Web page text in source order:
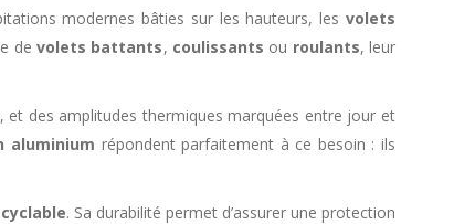
modernes bâties sur les hauteurs, les volets
devolets battants, coulissants ou roulants, leur
, et des amplitudes thermiques marquées entre jour et
aluminium répondent parfaitement à ce besoin : ils
. Sa durabilité permet d’assurer une protection